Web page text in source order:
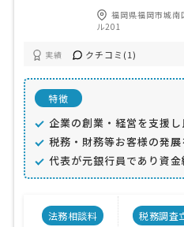
福岡県福岡市城
ル201
実績 クチコミ(1)
特徴
企業の創業・経営を支援
税務・財務等お客様の発展
代表が元銀行員であり資
法務相談料 税務調査